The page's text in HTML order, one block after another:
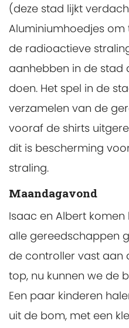
(deze stad lijkt
Aluminiumhoedjes
de radioactieve
aanhebben in de stad
doen. Het spel in de
verzamelen van de
vooraf de shirts
dit is bescherming
straling.
Maandagavond
Isaac en Albert
alle gereedschappen
de controller vast aan
top, nu kunnen we de
Een paar kinderen
uit de bom, met een